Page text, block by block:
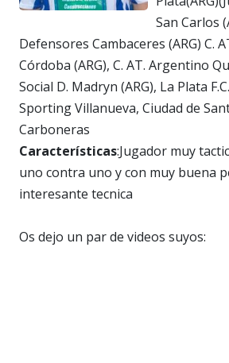
San Carlos
Defensores Cambaceres (ARG) C.
Córdoba (ARG), C. AT. Argentino
Social D. Madryn (ARG), La Plata
Sporting Villanueva, Ciudad de
Carboneras
Características:Jugador muy
uno contra uno y con muy buena
interesante tecnica
Os dejo un par de videos suyos: